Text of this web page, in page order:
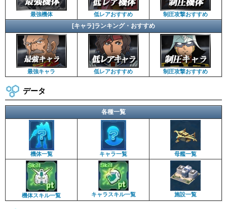
最強機体 低レアおすすめ 制圧攻撃おすすめ
[キャラ]ランキング・おすすめ
最強キャラ 低レアおすすめ 制圧攻撃おすすめ
データ
各種一覧
機体一覧 キャラ一覧 母艦一覧
機体スキル一覧 キャラスキル一覧 施設一覧